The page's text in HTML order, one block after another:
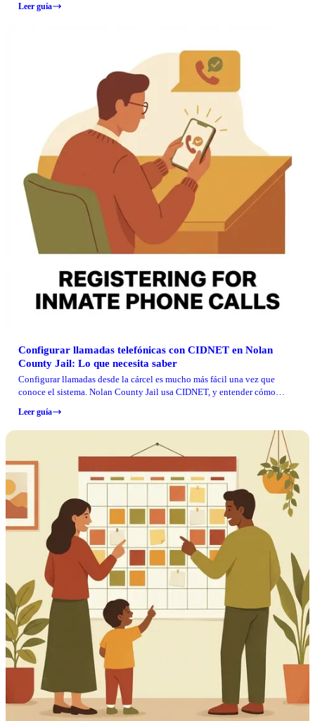
Leer guía
Configurar llamadas telefónicas con CIDNET en Nolan
County Jail: Lo que necesita saber
Configurar llamadas desde la cárcel es mucho más fácil una vez que
conoce el sistema. Nolan County Jail usa CIDNET, y entender cómo
Leer guía